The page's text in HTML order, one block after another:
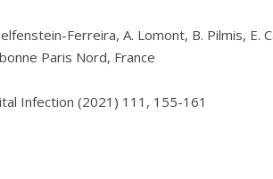
Ferreira, A. Lomont, B. Pilmis, E.
Paris Nord, France
Infection (2021) 111, 155-161